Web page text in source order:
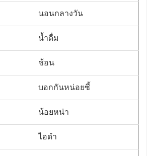
นอนกลางวัน
น้ำดื่ม
ช้อน
บอกกันหน่อยซี้
น้อยหน่า
ไอดำ